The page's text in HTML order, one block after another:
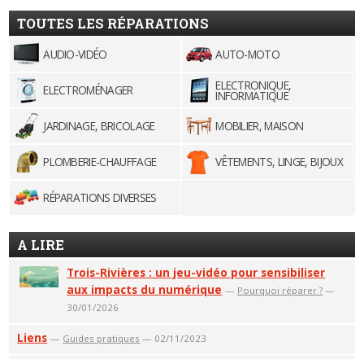
TOUTES LES RÉPARATIONS
AUDIO-VIDÉO AUTO-MOTO
ELECTROMÉNAGER ELECTRONIQUE,
INFORMATIQUE
JARDINAGE, BRICOLAGE
MOBILIER, MAISON
PLOMBERIE-CHAUFFAGE VÊTEMENTS, LINGE, BIJOUX
RÉPARATIONS DIVERSES
A LIRE
Trois-Rivières : un jeu-vidéo pour sensibiliser
aux impacts du numérique — Pourquoi réparer ? —
30/01/2026
Liens — Guides pratiques — 02/11/2023